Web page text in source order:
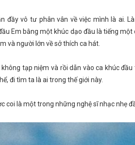
đầy vô tư phân vân về việc mình là ai.
Em bằng một khúc dạo đầu là tiếng
và người lớn về sở thích ca hát.
tạp niệm và rồi dẫn vào ca khúc
đi tìm ta là ai trong thế giới này.
coi là một trong những nghệ sĩ nhạc nhẹ